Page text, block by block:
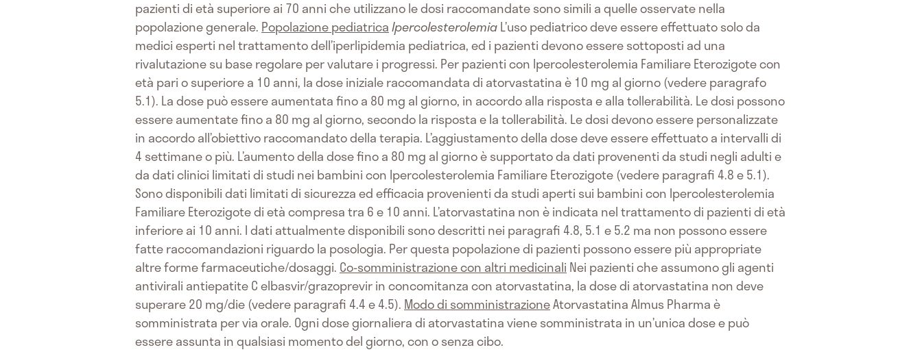
pazienti di età superiore ai 70 anni che utilizzano le dosi raccomandate sono simili a quelle osservate nella
popolazione generale. Popolazione pediatricaIpercolesterolemiaL’uso pediatrico deve essere effettuato solo da
medici esperti nel trattamento dell’iperlipidemia pediatrica, ed i pazienti devono essere sottoposti ad una
rivalutazione su base regolare per valutare i progressi. Per pazienti con Ipercolesterolemia Familiare Eterozigote con
età pari o superiore a 10 anni, la dose iniziale raccomandata di atorvastatina è 10 mg al giorno (vedere paragrafo
5.1). La dose può essere aumentata fino a 80 mg al giorno, in accordo alla risposta e alla tollerabilità. Le dosi possono
essere aumentate fino a 80 mg al giorno, secondo la risposta e la tollerabilità. Le dosi devono essere personalizzate
in accordo all’obiettivo raccomandato della terapia. L’aggiustamento della dose deve essere effettuato a intervalli di
4 settimane o più. L’aumento della dose fino a 80 mg al giorno è supportato da dati provenenti da studi negli adulti e
da dati clinici limitati di studi nei bambini con Ipercolesterolemia Familiare Eterozigote (vedere paragrafi 4.8 e 5.1).
Sono disponibili dati limitati di sicurezza ed efficacia provenienti da studi aperti sui bambini con Ipercolesterolemia
Familiare Eterozigote di età compresa tra 6 e 10 anni. L’atorvastatina non è indicata nel trattamento di pazienti di età
inferiore ai 10 anni. I dati attualmente disponibili sono descritti nei paragrafi 4.8, 5.1 e 5.2 ma non possono essere
fatte raccomandazioni riguardo la posologia. Per questa popolazione di pazienti possono essere più appropriate
altre forme farmaceutiche/dosaggi. Co-somministrazione con altri medicinali Nei pazienti che assumono gli agenti
antivirali antiepatite C elbasvir/grazoprevir in concomitanza con atorvastatina, la dose di atorvastatina non deve
superare 20 mg/die (vedere paragrafi 4.4 e 4.5). Modo di somministrazioneAtorvastatina Almus Pharma è
somministrata per via orale. Ogni dose giornaliera di atorvastatina viene somministrata in un’unica dose e può
essere assunta in qualsiasi momento del giorno, con o senza cibo.